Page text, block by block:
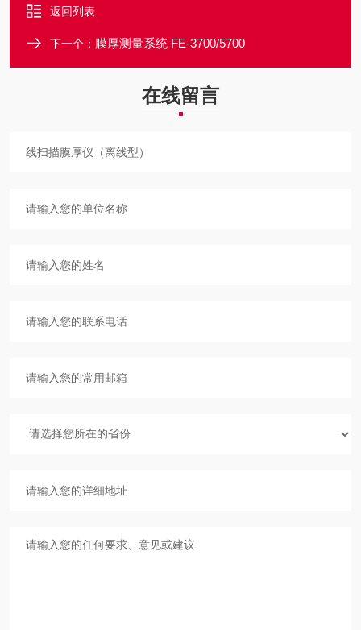
返回列表
下一个： 膜厚测量系统 FE-3700/5700
在线留言